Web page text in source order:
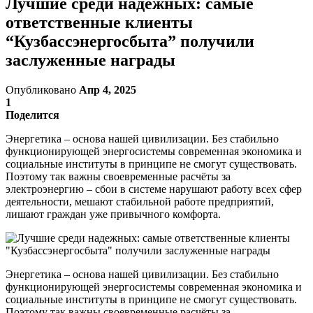
ответственные клиенты
“Кузбассэнергосбыта” получили
заслуженные награды
Опубликовано Апр 4, 2025
1
Поделится
Энергетика – основа нашей цивилизации. Без стабильно
функционирующей энергосистемы современная экономика и
социальные институты в принципе не смогут существовать.
Поэтому так важны своевременные расчёты за
электроэнергию – сбои в системе нарушают работу всех сфер
деятельности, мешают стабильной работе предприятий,
лишают граждан уже привычного комфорта.
Энергетика – основа нашей цивилизации. Без стабильно
функционирующей энергосистемы современная экономика и
социальные институты в принципе не смогут существовать.